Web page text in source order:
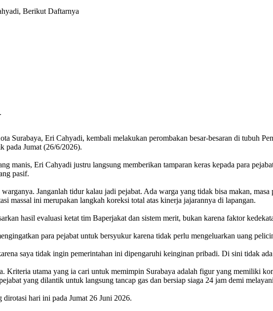
Berikut Daftarnya
Surabaya, Eri Cahyadi, kembali melakukan perombakan besar-besaran di tubuh
pada Jumat (26/6/2026).
manis, Eri Cahyadi justru langsung memberikan tamparan keras kepada para
pasif.
Janganlah tidur kalau jadi pejabat. Ada warga yang tidak bisa makan,
massal ini merupakan langkah koreksi total atas kinerja jajarannya di lapangan.
hasil evaluasi ketat tim Baperjakat dan sistem merit, bukan karena faktor
para pejabat untuk bersyukur karena tidak perlu mengeluarkan uang
saya tidak ingin pemerintahan ini dipengaruhi keinginan pribadi. Di sini tidak
Kriteria utama yang ia cari untuk memimpin Surabaya adalah figur yang memiliki
yang dilantik untuk langsung tancap gas dan bersiap siaga 24 jam demi
hari ini pada Jumat 26 Juni 2026.